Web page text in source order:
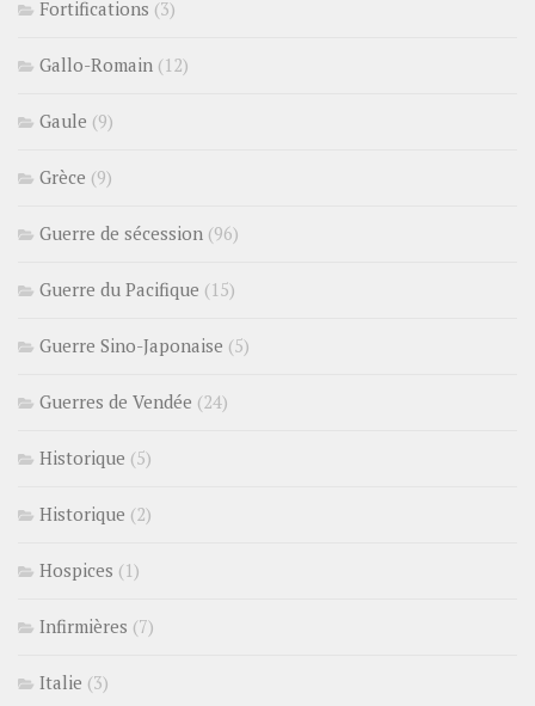
Fortifications (3)
Gallo-Romain (12)
Gaule (9)
Grèce (9)
Guerre de sécession (96)
Guerre du Pacifique (15)
Guerre Sino-Japonaise (5)
Guerres de Vendée (24)
Historique (5)
Historique (2)
Hospices (1)
Infirmières (7)
Italie (3)